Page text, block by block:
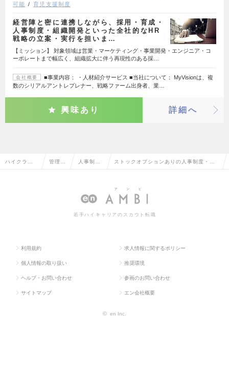
可能
育児支援制度
経営陣と密に連携しながら、採用・育成・
人事制度・組織開発といった全社的なHR
戦略の立案・実行を担いま…
【ミッション】 対象領域は営業・マーケティング・事業開発・エンジニア・コ
ーポレートまで幅広く、組織拡大に伴う再現性のある採…
会社概要
■事業内容： ・人材紹介サービス ■当社について： MyVisionは、複
数のシリアルアントレプレナー、戦略ファーム出身者、業…
興味あり 詳細へ
ハイクラス 管理部 人事制 ストックオプションありの人事制度・企
若手ハイキャリアのスカウト転職
利用規約 求人情報に関するポリシー
個人情報の取り扱い 推奨環境
ヘルプ・お問い合わせ 参画のお問い合わせ
サイトマップ エン会社概要
© en Inc.